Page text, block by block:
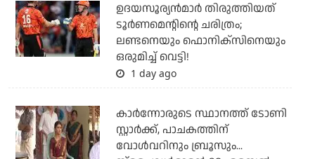
ഉദയസൂര്യന്‍മാര്‍ തിരുത്തിയത്
ടൂര്‍ണമെന്റിന്റെ ചരിത്രം;
ലണ്ടനെയും ഫൊനിക്‌സിനെയും
ഒരുമിച്ച് വെട്ടി!
1 day ago
കാര്‍ന്നോരുടെ സ്ഥാനത്ത് ടോണി
സ്റ്റാര്‍ക്ക്, പാചകത്തിന്
വോള്‍വറിനും ബ്രൂസും...